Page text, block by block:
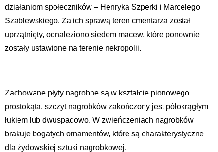
działaniom społeczników – Henryka Szperki i Marcelego
Szablewskiego. Za ich sprawą teren cmentarza został
uprzątnięty, odnaleziono siedem macew, które ponownie
zostały ustawione na terenie nekropolii.
Zachowane płyty nagrobne są w kształcie pionowego
prostokąta, szczyt nagrobków zakończony jest półokrągłym
łukiem lub dwuspadowo. W zwieńczeniach nagrobków
brakuje bogatych ornamentów, które są charakterystyczne
dla żydowskiej sztuki nagrobkowej.